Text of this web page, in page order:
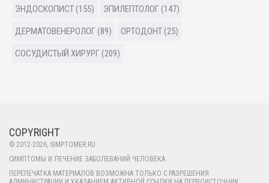
ЭНДОСКОПИСТ (155) ЭПИЛЕПТОЛОГ (147)
ДЕРМАТОВЕНЕРОЛОГ (89) ОРТОДОНТ (25)
СОСУДИСТЫЙ ХИРУРГ (209)
COPYRIGHT
© 2012-2026, SIMPTOMER.RU
СИМПТОМЫ И ЛЕЧЕНИЕ ЗАБОЛЕВАНИЙ ЧЕЛОВЕКА
ПЕРЕПЕЧАТКА МАТЕРИАЛОВ ВОЗМОЖНА ТОЛЬКО С РАЗРЕШЕНИЯ